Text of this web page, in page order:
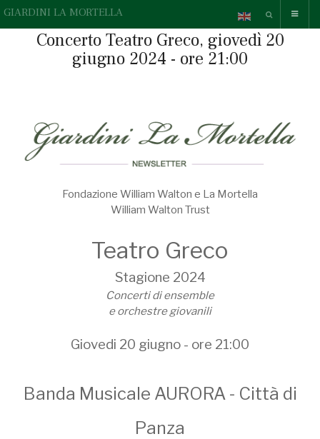
GIARDINI LA MORTELLA
Concerto Teatro Greco, giovedì 20
giugno 2024 - ore 21:00
Fondazione William Walton e La Mortella
William Walton Trust
Teatro Greco
Stagione 2024
Concerti di ensemble
e orchestre giovanili
Giovedi 20 giugno - ore 21:00
Banda Musicale AURORA - Città di
Panza